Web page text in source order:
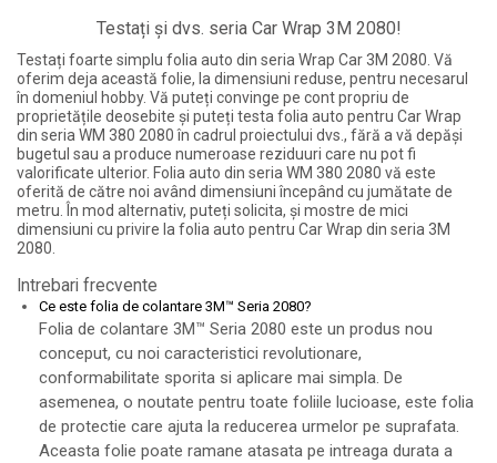
Testați și dvs. seria Car Wrap 3M 2080!
Testați foarte simplu folia auto din seria Wrap Car 3M 2080. Vă
oferim deja această folie, la dimensiuni reduse, pentru necesarul
în domeniul hobby. Vă puteți convinge pe cont propriu de
proprietățile deosebite și puteți testa folia auto pentru Car Wrap
din seria WM 380 2080 în cadrul proiectului dvs., fără a vă depăși
bugetul sau a produce numeroase reziduuri care nu pot fi
valorificate ulterior. Folia auto din seria WM 380 2080 vă este
oferită de către noi având dimensiuni începând cu jumătate de
metru. În mod alternativ, puteți solicita, și mostre de mici
dimensiuni cu privire la folia auto pentru Car Wrap din seria 3M
2080.
Intrebari frecvente
Ce este folia de colantare 3M™ Seria 2080?
Folia de colantare 3M™ Seria 2080 este un produs nou
conceput, cu noi caracteristici revolutionare,
conformabilitate sporita si aplicare mai simpla. De
asemenea, o noutate pentru toate foliile lucioase, este folia
de protectie care ajuta la reducerea urmelor pe suprafata.
Aceasta folie poate ramane atasata pe intreaga durata a